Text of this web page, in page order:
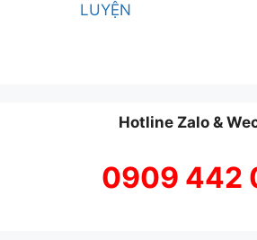
LUYỆN
Hotline Zalo &
0909 442